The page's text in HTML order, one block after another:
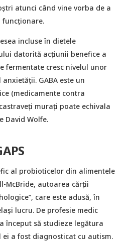
atunci când vine vorba de a
funcționare.
incluse în dietele
datorită acțiunii benefice a
fermentate cresc nivelul unor
GABA este un
(medicamente contra
murați poate echivala
David Wolfe.
al probioticelor din alimentele
McBride, autoarea cărții
care este adusă, în
lucru. De profesie medic
început să studieze legătura
a fost diagnosticat cu autism.